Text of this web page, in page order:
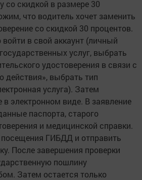
со скидкой в размере 30
что водитель хочет заменить
со скидкой 30 процентов.
в свой аккаунт (личный
услуг, выбрать
удостоверения в связи с
действия», выбрать тип
услуга). Затем
в электронном виде. В заявление
паспорта, старого
и медицинской справки.
ГИБДД и отправить
После завершения проверки
пошлину
Затем остается только